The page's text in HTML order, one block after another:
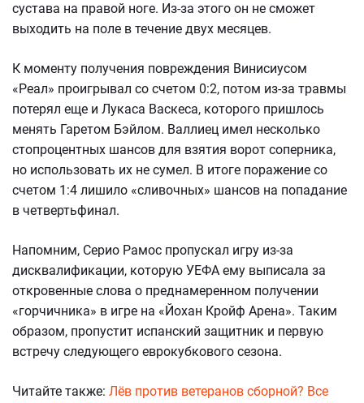
сустава на правой ноге. Из-за этого он не сможет
выходить на поле в течение двух месяцев.
К моменту получения повреждения Винисиусом
«Реал» проигрывал со счетом 0:2, потом из-за травмы
потерял еще и Лукаса Васкеса, которого пришлось
менять Гаретом Бэйлом. Валлиец имел несколько
стопроцентных шансов для взятия ворот соперника,
но использовать их не сумел. В итоге поражение со
счетом 1:4 лишило «сливочных» шансов на попадание
в четвертьфинал.
Напомним, Серио Рамос пропускал игру из-за
дисквалификации, которую УЕФА ему выписала за
откровенные слова о преднамеренном получении
«горчичника» в игре на «Йохан Кройф Арена». Таким
образом, пропустит испанский защитник и первую
встречу следующего еврокубкового сезона.
Читайте также: Лёв против ветеранов сборной? Все